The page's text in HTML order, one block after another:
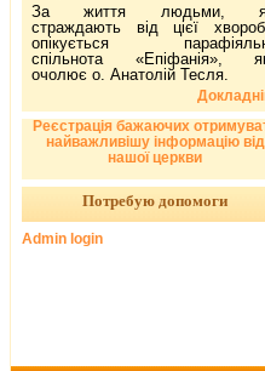
За життя людьми,
страждають від цієї
опікується
спільнота «Епіфанія»,
очолює о. Анатолій Тесля.
Реєстрація бажаючих
найважливішу інформацію від
нашої церкви
Потребую допомоги
Admin login